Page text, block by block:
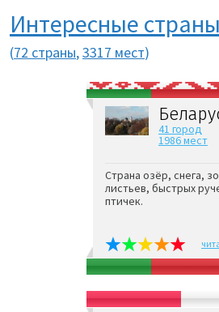
Интересные страны
(72 страны,3317 мест)
41 город
1986 мест
Страна озёр, снега,
листьев, быстрых
птичек.